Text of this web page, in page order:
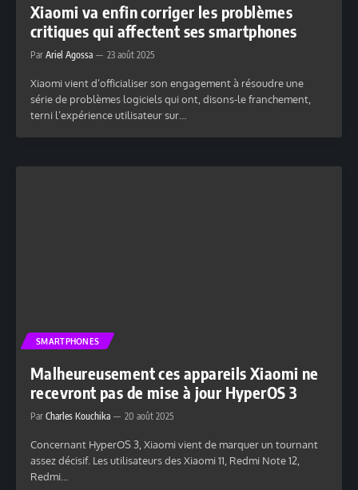
Xiaomi va enfin corriger les problèmes
critiques qui affectent ses smartphones
Par Ariel Agossa 23 août 2025
Xiaomi vient d’officialiser son engagement à résoudre une
série de problèmes logiciels qui ont, disons-le franchement,
terni l’expérience utilisateur sur…
SMARTPHONES
Malheureusement ces appareils Xiaomi ne
recevront pas de mise à jour HyperOS 3
Par Charles Kouchika 20 août 2025
Concernant HyperOS 3, Xiaomi vient de marquer un tournant
assez décisif. Les utilisateurs des Xiaomi 11, Redmi Note 12,
Redmi…